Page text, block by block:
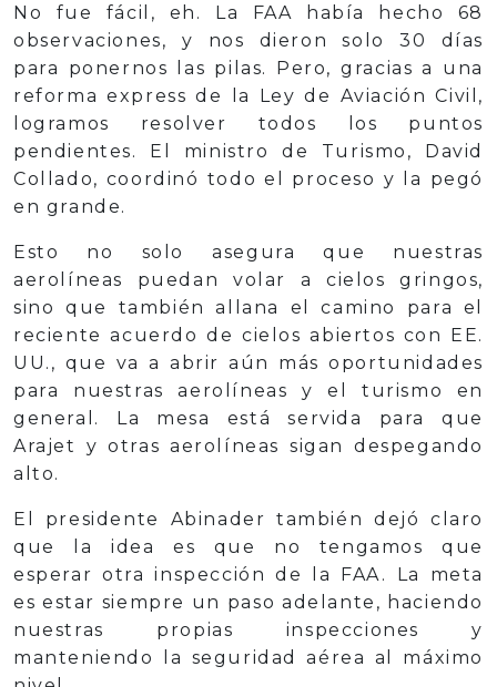
No fue fácil, eh. La FAA había hecho 68
observaciones, y nos dieron solo 30 días
para ponernos las pilas. Pero, gracias a una
reforma express de la Ley de Aviación Civil,
logramos resolver todos los puntos
pendientes. El ministro de Turismo, David
Collado, coordinó todo el proceso y la pegó
en grande.
Esto no solo asegura que nuestras
aerolíneas puedan volar a cielos gringos,
sino que también allana el camino para el
reciente acuerdo de cielos abiertos con EE.
UU., que va a abrir aún más oportunidades
para nuestras aerolíneas y el turismo en
general. La mesa está servida para que
Arajet y otras aerolíneas sigan despegando
alto.
El presidente Abinader también dejó claro
que la idea es que no tengamos que
esperar otra inspección de la FAA. La meta
es estar siempre un paso adelante, haciendo
nuestras propias inspecciones y
manteniendo la seguridad aérea al máximo